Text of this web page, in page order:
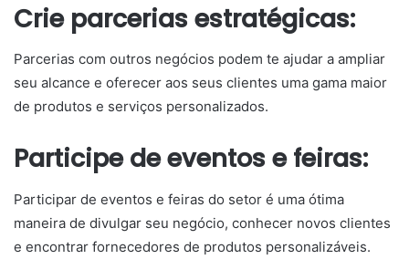
Crie parcerias estratégicas:
Parcerias com outros negócios podem te ajudar a ampliar
seu alcance e oferecer aos seus clientes uma gama maior
de produtos e serviços personalizados.
Participe de eventos e feiras:
Participar de eventos e feiras do setor é uma ótima
maneira de divulgar seu negócio, conhecer novos clientes
e encontrar fornecedores de produtos personalizáveis.